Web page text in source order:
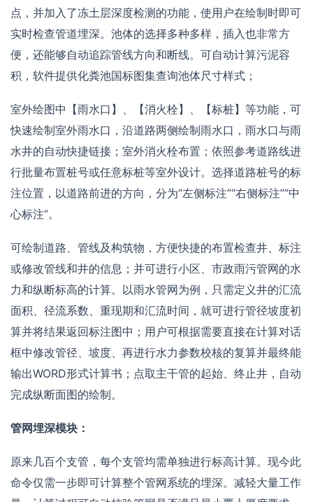
点，并加入了冻土层深度检测的功能，使用户在绘制时即可
实时检查管道埋深。池体的选择多种多样，插入也非常方
便，还能够自动追踪管线方向和断线。可自动计算污泥容
积，软件提供化粪池国标图集查询池体尺寸样式；
室外绘图中【雨水口】、【消火栓】、【标桩】等功能，可
快速绘制室外雨水口，沿道路两侧绘制雨水口，雨水口与雨
水井的自动快捷链接；室外消火栓布置；依照参考道路线进
行批量布置桩号或任意标桩等室外设计。选择道路桩号的标
注位置，以道路前进的方向，分为“左侧标注”“右侧标注”“中
心标注”。
可绘制道路、管线及构筑物，方便快捷的布置检查井、标注
或修改管线和井的信息；并可进行小区、市政雨污管网的水
力和纵断标高的计算。以雨水管网为例，只需定义井的汇流
面积、径流系数、重现期和汇流时间，就可进行管径坡度初
算并将结果返回标注图中；用户可根据需要直接在计算对话
框中修改管径、坡度、再进行水力参数校核的复算并最终能
输出WORD形式计算书；点取主干管的起始、终止井，自动
完成纵断面图的绘制。
管网埋深模块：
原来几百个支管，每个支管均需单独进行标高计算。现今此
命令仅需一步即可计算整个管网系统的埋深。减轻大量工作